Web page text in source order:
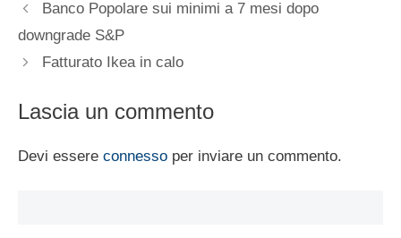
Banco Popolare sui minimi a 7 mesi dopo
downgrade S&P
Fatturato Ikea in calo
Lascia un commento
Devi essere connesso per inviare un commento.